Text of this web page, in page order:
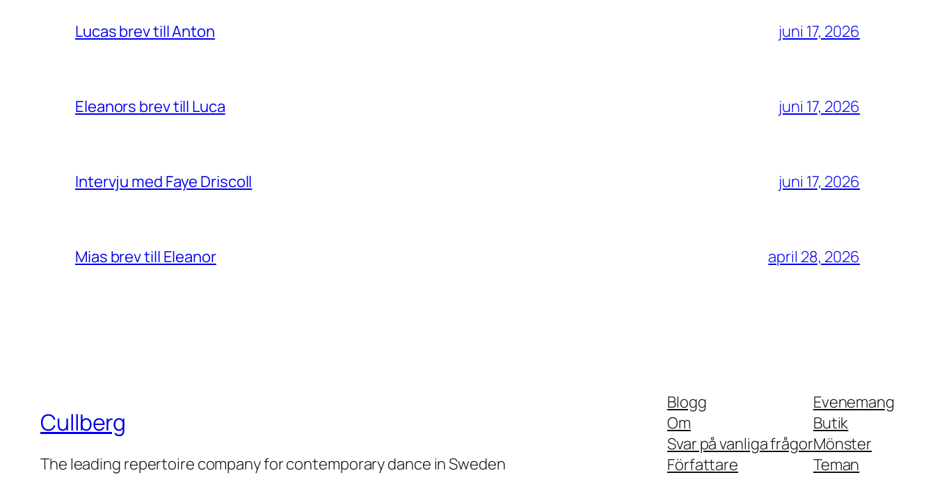
Lucas brev till Anton juni 17, 2026
Eleanors brev till Luca juni 17, 2026
Intervju med Faye Driscoll juni 17, 2026
Mias brev till Eleanor april 28, 2026
Cullberg
The leading repertoire company for contemporary dance in Sweden
Blogg
Om
Svar på vanliga frågor
Författare
Evenemang
Butik
Mönster
Teman